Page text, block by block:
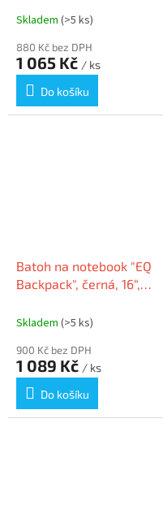
KENSINGTON
Skladem (>5 ks)
880 Kč bez DPH
1 065 Kč / ks
Do košíku
Batoh na notebook "EQ
Backpack", černá, 16“,
KENSINGTON K60392WW
Skladem (>5 ks)
900 Kč bez DPH
1 089 Kč / ks
Do košíku